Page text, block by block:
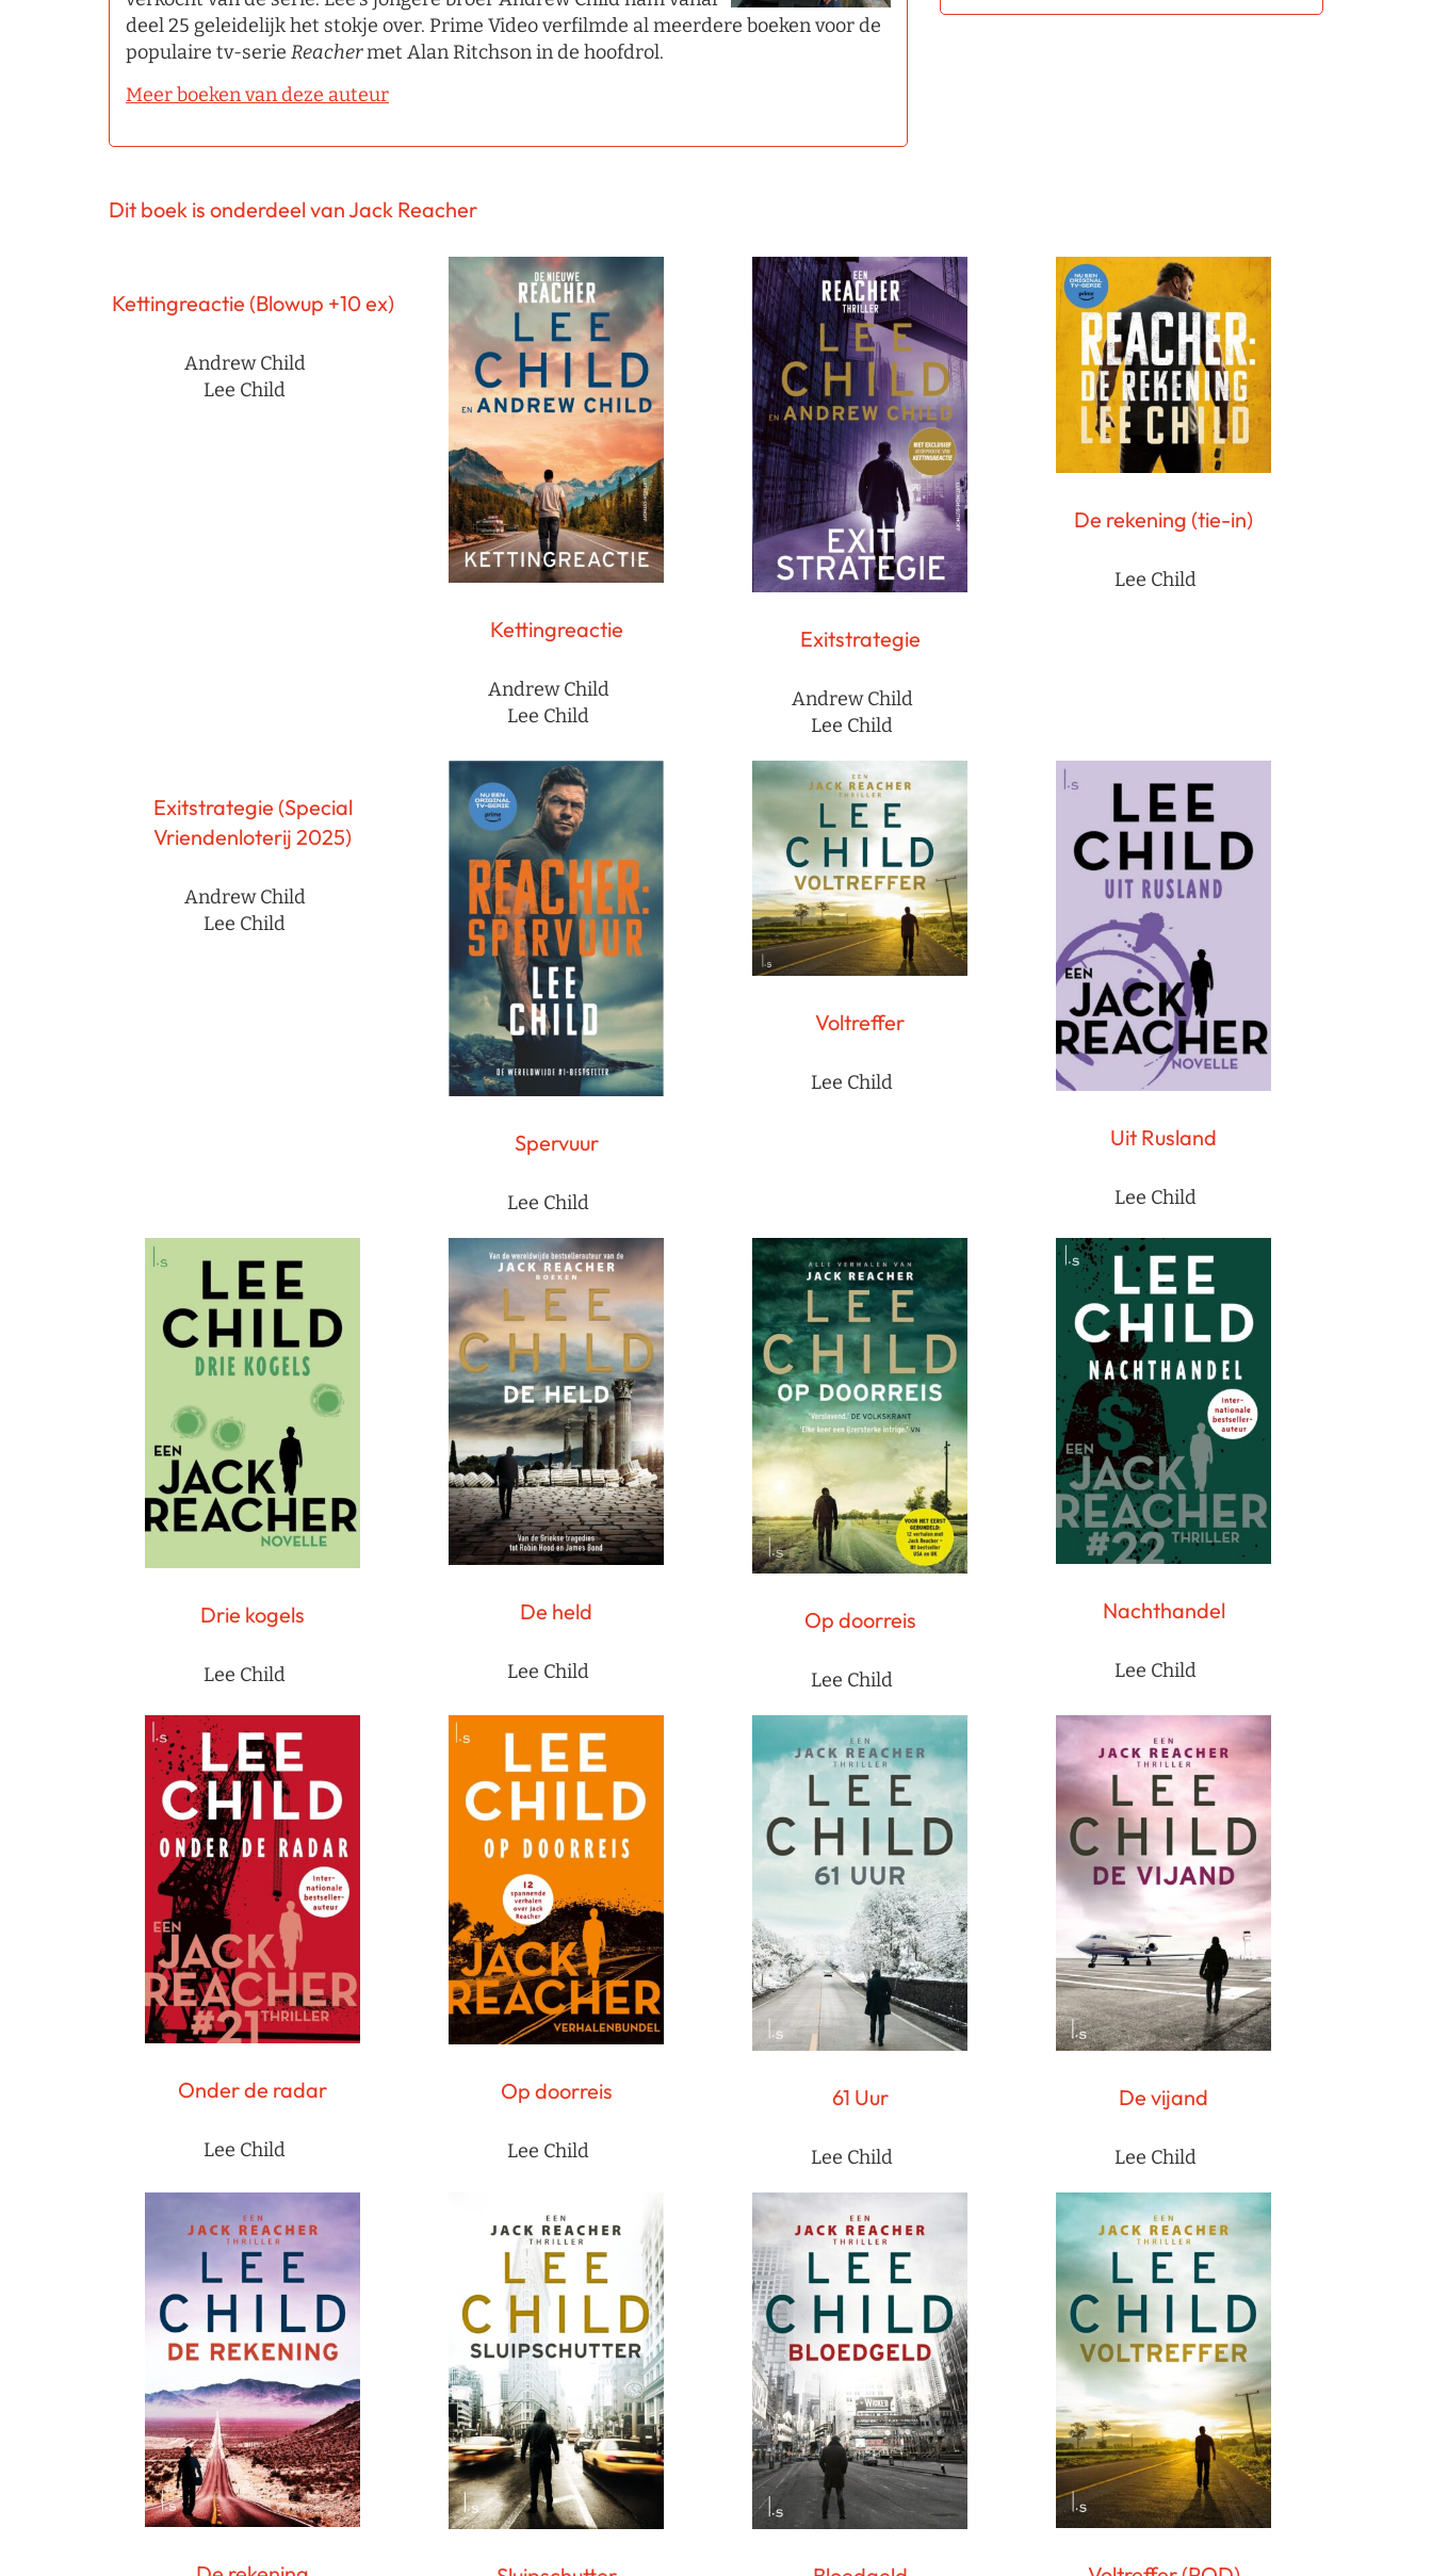
deel 25 geleidelijk het stokje over. Prime Video verfilmde al meerdere boeken voor de
populaire tv-serie Reachermet Alan Ritchson in de hoofdrol.
Meer boeken van deze auteur
Dit boek is onderdeel van Jack Reacher
Kettingreactie (Blowup +10 ex)
Andrew Child
Lee Child
Kettingreactie
Andrew Child
Lee Child
Exitstrategie
Andrew Child
Lee Child
De rekening (tie-in)
Lee Child
Exitstrategie (Special
Vriendenloterij 2025)
Andrew Child
Lee Child
Spervuur
Lee Child
Voltreffer
Lee Child
Uit Rusland
Lee Child
Drie kogels
Lee Child
De held
Lee Child
Op doorreis
Lee Child
Nachthandel
Lee Child
Onder de radar
Lee Child
Op doorreis
Lee Child
61 Uur
Lee Child
De vijand
Lee Child